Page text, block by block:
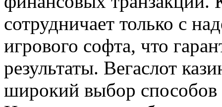
сотрудничает только с
игрового софта, что
результаты. Вегаслот
широкий выбор способов